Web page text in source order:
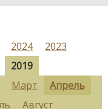
2024
2023
2019
Март
Апрель
Август